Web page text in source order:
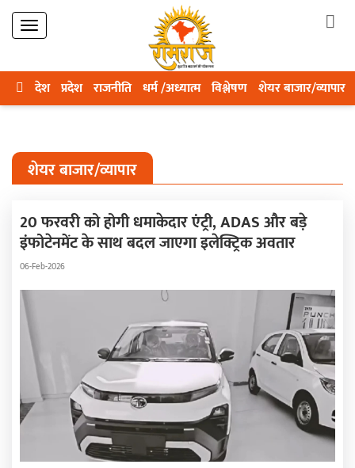
देश प्रदेश राजनीति धर्म /अध्यात्म विश्लेषण शेयर बाजार/व्यापार
शेयर बाजार/व्यापार
20 फरवरी को होगी धमाकेदार एंट्री, ADAS और बड़े
इंफोटेनमेंट के साथ बदल जाएगा इलेक्ट्रिक अवतार
06-Feb-2026